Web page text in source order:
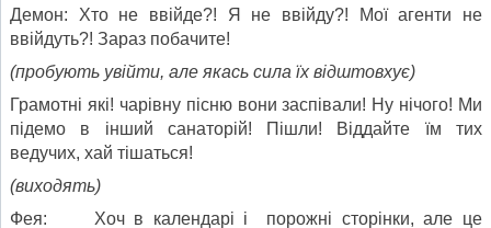
Демон: Хто не ввійде?! Я не ввійду?! Мої агенти не
ввійдуть?! Зараз побачите!
(пробують увійти, але якась сила їх відштовхує)
Грамотні які! чарівну пісню вони заспівали! Ну нічого! Ми
підемо в інший санаторій! Пішли! Віддайте їм тих
ведучих, хай тішаться!
(виходять)
Фея: Хоч в календарі і порожні сторінки, але це